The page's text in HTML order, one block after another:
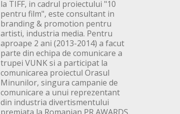
la TIFF, in cadrul proiectului "10
pentru film", este consultant in
branding & promotion pentru
artisti, industria media. Pentru
aproape 2 ani (2013-2014) a facut
parte din echipa de comunicare a
trupei VUNK si a participat la
comunicarea proiectul Orasul
Minunilor, singura campanie de
comunicare a unui reprezentant
din industria divertismentului